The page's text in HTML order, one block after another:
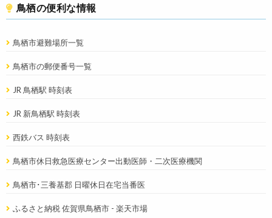
鳥栖の便利な情報
鳥栖市避難場所一覧
鳥栖市の郵便番号一覧
JR 鳥栖駅 時刻表
JR 新鳥栖駅 時刻表
西鉄バス 時刻表
鳥栖市休日救急医療センター出動医師・二次医療機関
鳥栖市･三養基郡 日曜休日在宅当番医
ふるさと納税 佐賀県鳥栖市 - 楽天市場